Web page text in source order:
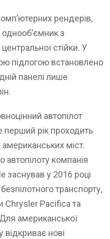
рендерів,
з
стійки. У
підлогою встановлено
панелі лише
автопілот
перший рік проходить
міст.
автопілоту компанія
заснував у 2016 році
транспорту,
Chrysler Pacifica та
американської
відкриває нові